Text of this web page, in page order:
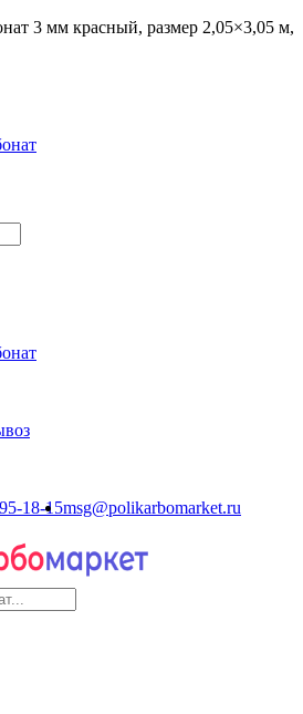
3 мм красный, размер 2,05×3,05 м,
18-15msg@polikarbomarket.ru